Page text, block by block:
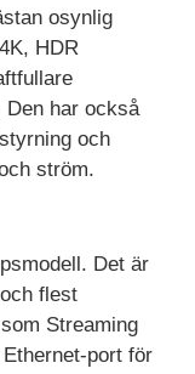
osynlig
HDR
Den har också
och
ström.
Det är
flest
Streaming
port för